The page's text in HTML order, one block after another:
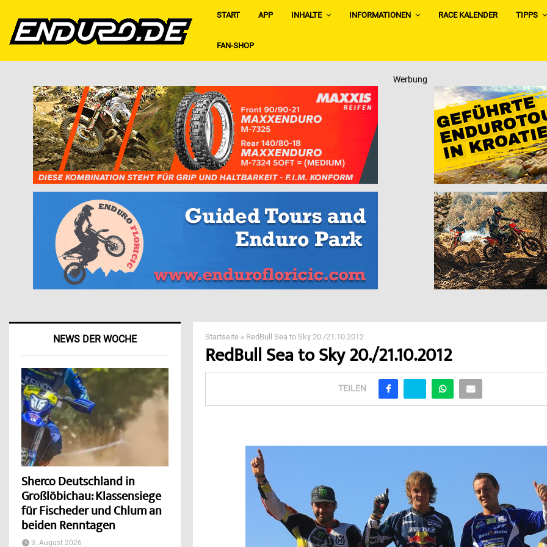
START APP INHALTE INFORMATIONEN RACE KALENDER TIPPS
FAN-SHOP
Werbung
Startseite » RedBull Sea to Sky 20./21.10.2012
RedBull Sea to Sky 20./21.10.2012
TEILEN
NEWS DER WOCHE
Sherco Deutschland in
Großlöbichau: Klassensiege
für Fischeder und Chlum an
beiden Renntagen
3. August 2026